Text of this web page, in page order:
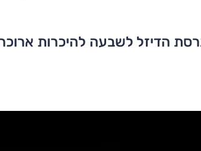
הדיזל לשבעה להיכרות ארוכה